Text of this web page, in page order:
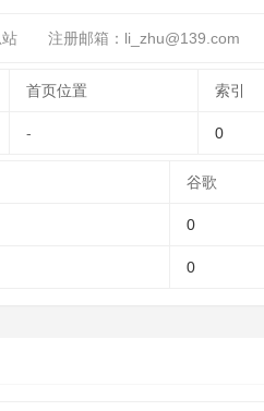
注册邮箱：li_zhu@139.com
首页位置 索引
- 0
谷歌
0
0